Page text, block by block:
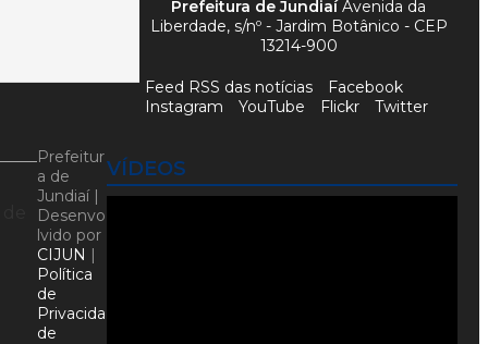
VÍDEOS
Prefeitura de JundiaíAvenida da
Liberdade, s/nº - Jardim Botânico - CEP
13214-900
Feed RSS das notícias
Facebook
Instagram
YouTube Flickr Twitter
Prefeitur
a de
Jundiaí |
Desenvo
lvido por
CIJUN |
Política
de
Privacida
de